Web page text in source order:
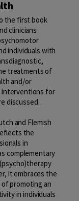
the first book
clinicians
individuals with
treatments of
and/or
interventions for
discussed.
and Flemish
the
in
complementary
it embraces the
promoting an
in individuals